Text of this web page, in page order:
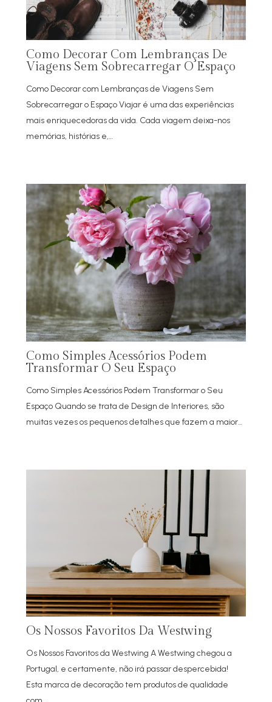
Como Decorar Com Lembranças De
Viagens Sem Sobrecarregar O Espaço
Como Decorar com Lembranças de Viagens Sem
Sobrecarregar o Espaço Viajar é uma das experiências
mais enriquecedoras da vida. Cada viagem deixa-nos
memórias, histórias e,…
Como Simples Acessórios Podem
Transformar O Seu Espaço
Como Simples Acessórios Podem Transformar o Seu
Espaço Quando se trata de Design de Interiores, são
muitas vezes os pequenos detalhes que fazem a maior…
Os Nossos Favoritos Da Westwing
Os Nossos Favoritos da Westwing A Westwing chegou a
Portugal, e certamente, não irá passar despercebida!
Esta marca de decoração tem produtos de qualidade